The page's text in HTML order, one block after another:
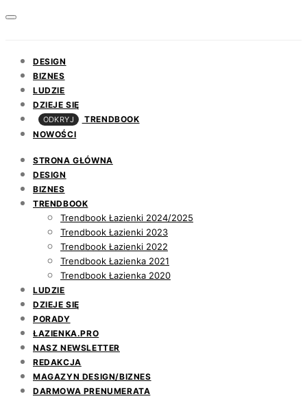
DESIGN
BIZNES
LUDZIE
DZIEJE SIĘ
ODKRYJ
TRENDBOOK
NOWOŚCI
STRONA GŁÓWNA
DESIGN
BIZNES
TRENDBOOK
Trendbook Łazienki 2024/2025
Trendbook Łazienki 2023
Trendbook Łazienki 2022
Trendbook Łazienka 2021
Trendbook Łazienka 2020
LUDZIE
DZIEJE SIĘ
PORADY
ŁAZIENKA.PRO
NASZ NEWSLETTER
REDAKCJA
MAGAZYN DESIGN/BIZNES
DARMOWA PRENUMERATA